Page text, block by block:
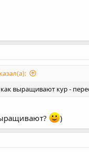
выращивают кур -
)